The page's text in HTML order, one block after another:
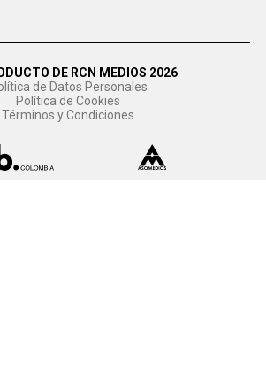
DE RCN MEDIOS 2026
de Datos Personales
Política de Cookies
Términos y Condiciones